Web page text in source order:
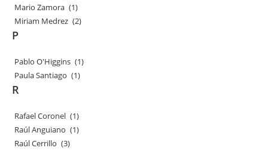
Mario Zamora (1)
Miriam Medrez (2)
P
Pablo O'Higgins (1)
Paula Santiago (1)
R
Rafael Coronel (1)
Raúl Anguiano (1)
Raúl Cerrillo (3)